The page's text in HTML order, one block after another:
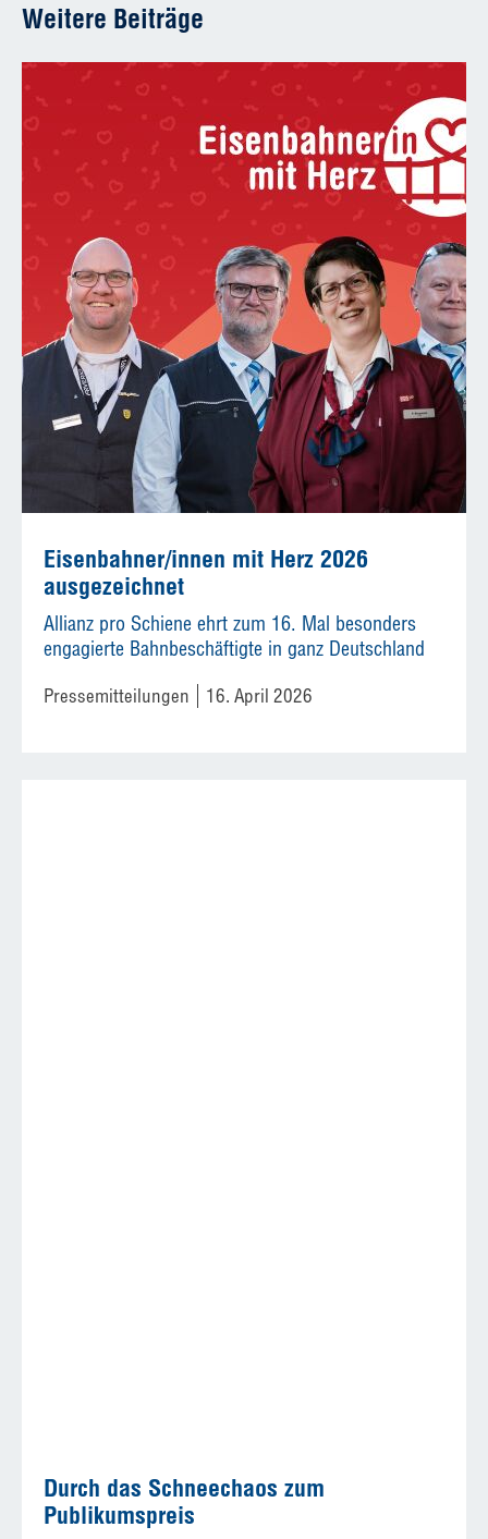
Weitere Beiträge
Eisenbahner/innen mit Herz 2026
ausgezeichnet
Allianz pro Schiene ehrt zum 16. Mal besonders
engagierte Bahnbeschäftigte in ganz Deutschland
Pressemitteilungen 16. April 2026
Durch das Schneechaos zum
Publikumspreis